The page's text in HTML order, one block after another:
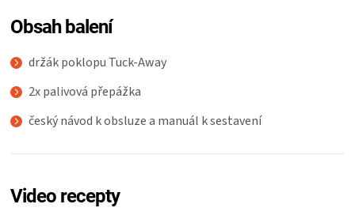
Obsah balení
držák poklopu Tuck-Away
2x palivová přepážka
český návod k obsluze a manuál k sestavení
Video recepty